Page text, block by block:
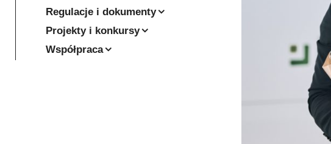
Regulacje i dokumenty
Projekty i konkursy
Współpraca